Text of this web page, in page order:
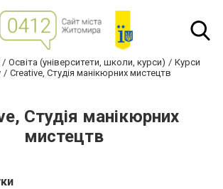
Освіта (університети, школи, курси)
Курси
Creative, Студія манікюрних мистецтв
Студія манікюрних
мистецтв